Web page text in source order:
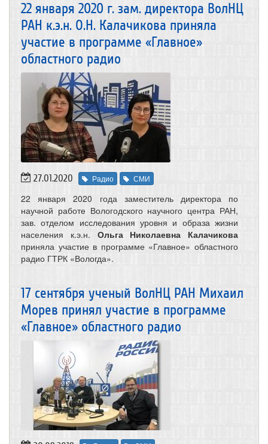
22 января 2020 г. зам. директора ВолНЦ
РАН к.э.н. О.Н. Калачикова приняла
участие в программе «Главное»
областного радио
27.01.2020 Радио СМИ
22 января 2020 года заместитель директора по
научной работе Вологодского научного центра РАН,
зав. отделом исследования уровня и образа жизни
населения к.э.н. Ольга Николаевна Калачикова
приняла участие в программе «Главное» областного
радио ГТРК «Вологда».
17 сентября ученый ВолНЦ РАН Михаил
Морев принял участие в программе
«Главное» областного радио